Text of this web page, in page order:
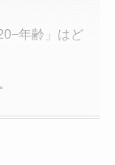
年齢」はど